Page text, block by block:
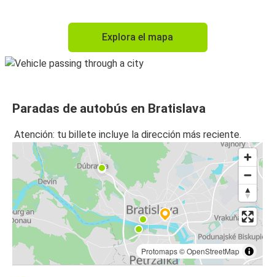
Bratislava
Brno
Bratislava
Múnich
Bratislava
Cracovia
Bratislava
Bratislava
Nitra
Explora el mapa
Paradas de autobús en Bratislava
Atención: tu billete incluye la dirección más reciente.
Protomaps©OpenStreetMap